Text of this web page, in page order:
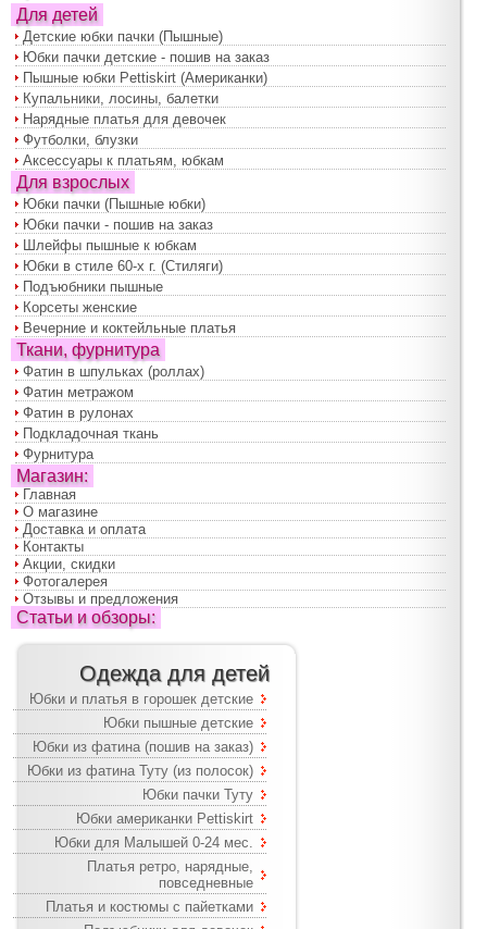
Для детей
Детские юбки пачки (Пышные)
Юбки пачки детские - пошив на заказ
Пышные юбки Pettiskirt (Американки)
Купальники, лосины, балетки
Нарядные платья для девочек
Футболки, блузки
Аксессуары к платьям, юбкам
Для взрослых
Юбки пачки (Пышные юбки)
Юбки пачки - пошив на заказ
Шлейфы пышные к юбкам
Юбки в стиле 60-х г. (Стиляги)
Подъюбники пышные
Корсеты женские
Вечерние и коктейльные платья
Ткани, фурнитура
Фатин в шпульках (роллах)
Фатин метражом
Фатин в рулонах
Подкладочная ткань
Фурнитура
Магазин:
Главная
О магазине
Доставка и оплата
Контакты
Акции, скидки
Фотогалерея
Отзывы и предложения
Статьи и обзоры:
Одежда для детей
Юбки и платья в горошек детские
Юбки пышные детские
Юбки из фатина (пошив на заказ)
Юбки из фатина Туту (из полосок)
Юбки пачки Туту
Юбки американки Pettiskirt
Юбки для Малышей 0-24 мес.
Платья ретро, нарядные,
повседневные
Платья и костюмы с пайетками